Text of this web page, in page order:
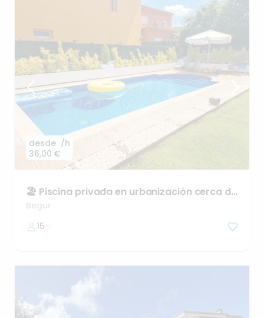
desde
36,00 €
/h
🏖️ Piscina privada en urbanización cerca de
Begur
Begur
15